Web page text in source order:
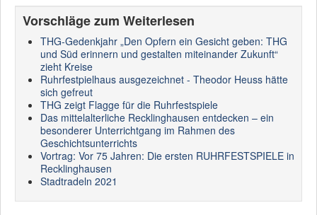
Vorschläge zum Weiterlesen
THG-Gedenkjahr „Den Opfern ein Gesicht geben: THG
und Süd erinnern und gestalten miteinander Zukunft“
zieht Kreise
Ruhrfestpielhaus ausgezeichnet - Theodor Heuss hätte
sich gefreut
THG zeigt Flagge für die Ruhrfestspiele
Das mittelalterliche Recklinghausen entdecken – ein
besonderer Unterrichtgang im Rahmen des
Geschichtsunterrichts
Vortrag: Vor 75 Jahren: Die ersten RUHRFESTSPIELE in
Recklinghausen
Stadtradeln 2021